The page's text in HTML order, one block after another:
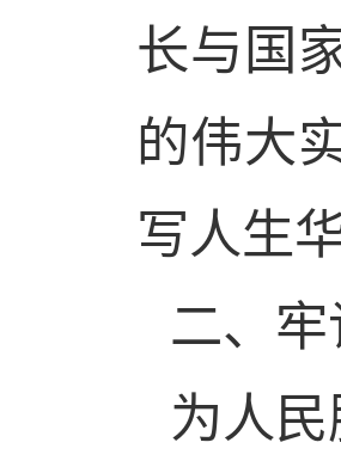
长与国
的伟大
写人生华
二、
为人